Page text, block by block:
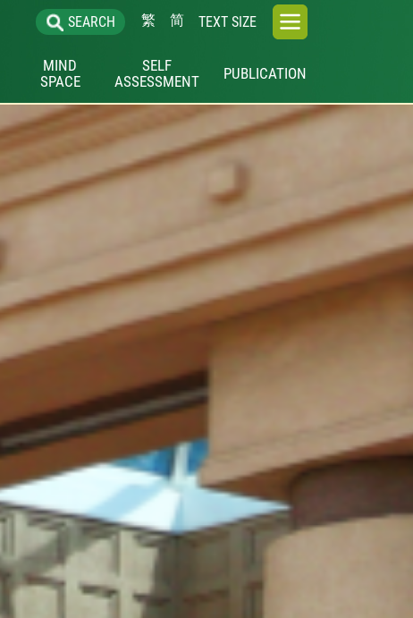
SEARCH 繁 简 TEXT SIZE
MIND
SPACE
SELF
ASSESSMENT
PUBLICATION